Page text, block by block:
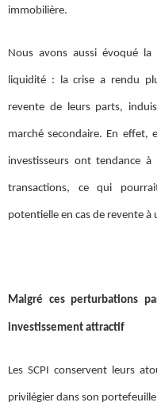
immobilière.
Nous avons aussi évoqué la
liquidité : la crise a rendu
revente de leurs parts,
marché secondaire. En effet,
investisseurs ont tendance
transactions, ce qui
potentielle en cas de revente
Malgré ces perturbations
investissement attractif
Les SCPI conservent leurs
privilégier dans son